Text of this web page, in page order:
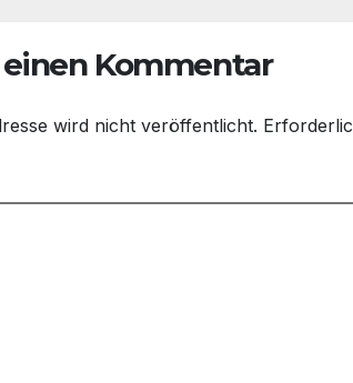
Kommentar
wird nicht veröffentlicht.